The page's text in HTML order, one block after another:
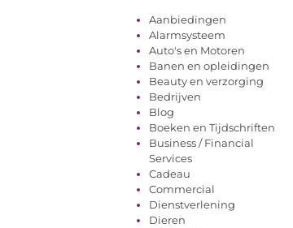
Aanbiedingen
Alarmsysteem
Auto's en Motoren
Banen en opleidingen
Beauty en verzorging
Bedrijven
Blog
Boeken en Tijdschriften
Business / Financial
Services
Cadeau
Commercial
Dienstverlening
Dieren